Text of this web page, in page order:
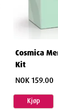
Cosmica
Kit
NOK 159.00
Kjøp